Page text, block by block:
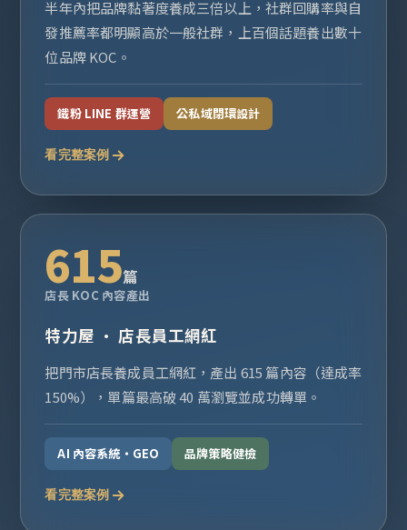
半年內把品牌黏著度養成三倍以上，社群回購率與自
發推薦率都明顯高於一般社群，上百個話題養出數十
位品牌 KOC。
鐵粉 LINE 群運營 公私域閉環設計
看完整案例
615篇
店長 KOC 內容產出
特力屋 · 店長員工網紅
把門市店長養成員工網紅，產出 615 篇內容（達成率
150%），單篇最高破 40 萬瀏覽並成功轉單。
AI 內容系統・GEO 品牌策略健檢
看完整案例